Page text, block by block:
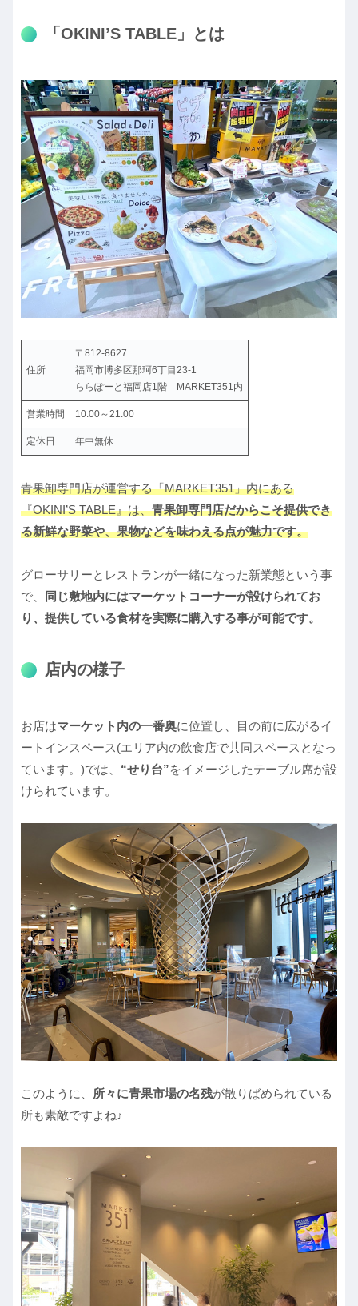
「OKINI’S TABLE」とは
住所
〒812-8627
福岡市博多区那珂6丁目23-1
ららぽーと福岡店1階 MARKET351内
営業時間 10:00～21:00
定休日 年中無休
青果卸専門店が運営する「MARKET351」内にある
『OKINI’S TABLE』は、青果卸専門店だからこそ提供でき
る新鮮な野菜や、果物などを味わえる点が魅力です。
グローサリーとレストランが一緒になった新業態という事
で、
同じ敷地内にはマーケットコーナーが設けられてお
り、提供している食材を実際に購入する事が可能です。
店内の様子
お店はマーケット内の一番奥に位置し、目の前に広がるイ
ートインスペース(エリア内の飲食店で共同スペースとなっ
ています。)では、 “せり台”をイメージしたテーブル席が設
けられています。
このように、 所々に青果市場の名残が散りばめられている
所も素敵ですよね♪